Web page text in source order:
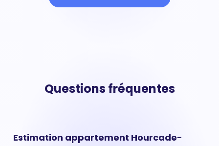
Questions fréquentes
Estimation appartement Hourcade-